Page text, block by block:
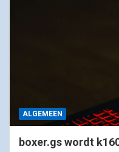
ALGEMEEN
boxer.gs wordt